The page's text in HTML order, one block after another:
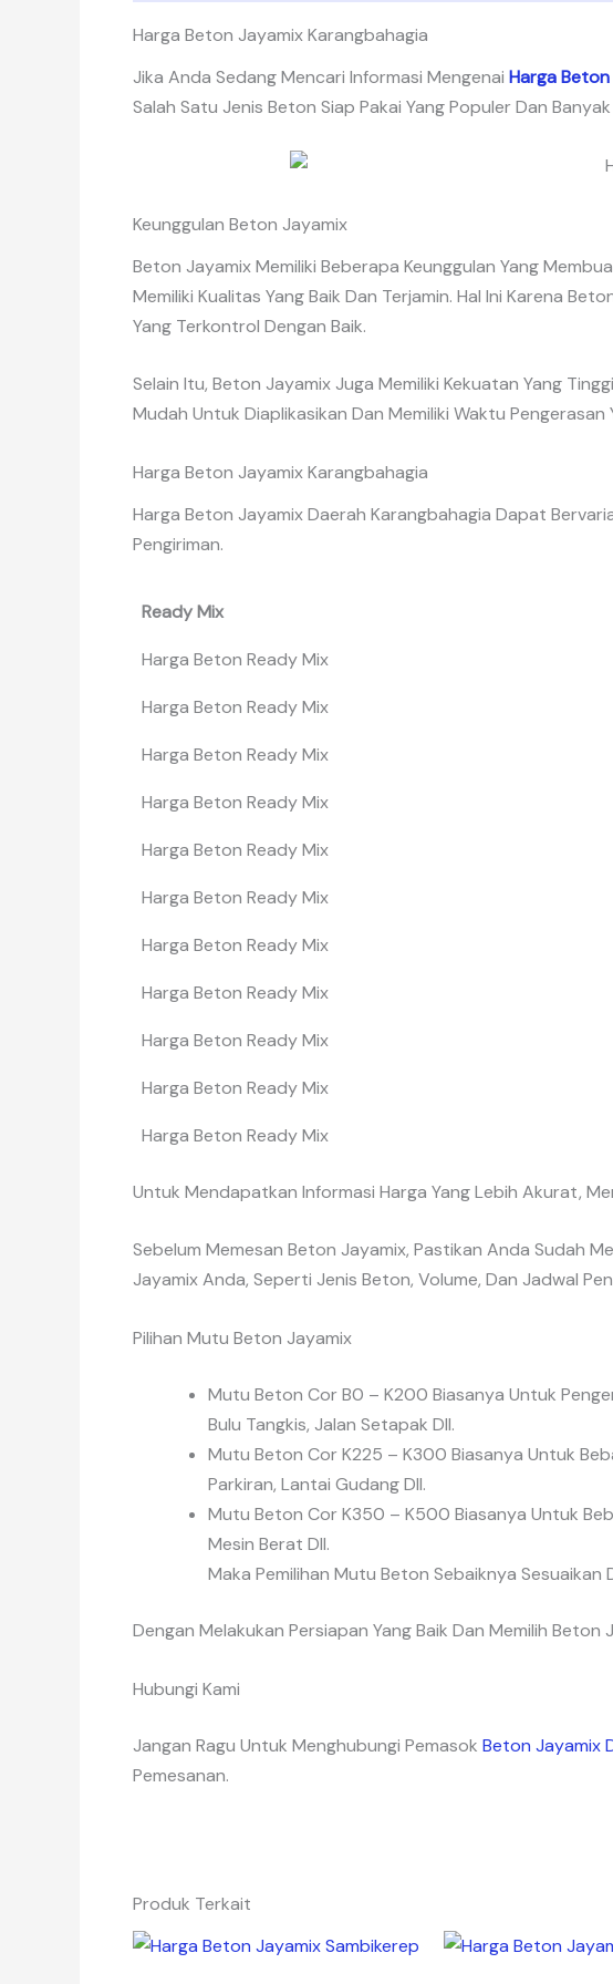
Harga Beton Jayamix Karangbahagia
Jika Anda Sedang Mencari Informasi Mengenai Harga
Salah Satu Jenis Beton Siap Pakai Yang Populer Dan
Keunggulan Beton Jayamix
Beton Jayamix Memiliki Beberapa Keunggulan Yang
Memiliki Kualitas Yang Baik Dan Terjamin. Hal Ini Karena
Yang Terkontrol Dengan Baik.
Selain Itu, Beton Jayamix Juga Memiliki Kekuatan Yang
Mudah Untuk Diaplikasikan Dan Memiliki Waktu
Harga Beton Jayamix Karangbahagia
Harga Beton Jayamix Daerah Karangbahagia Dapat
Pengiriman.
Ready Mix
Harga Beton Ready Mix
Harga Beton Ready Mix
Harga Beton Ready Mix
Harga Beton Ready Mix
Harga Beton Ready Mix
Harga Beton Ready Mix
Harga Beton Ready Mix
Harga Beton Ready Mix
Harga Beton Ready Mix
Harga Beton Ready Mix
Harga Beton Ready Mix
Untuk Mendapatkan Informasi Harga Yang Lebih Akurat,
Sebelum Memesan Beton Jayamix, Pastikan Anda Sudah
Jayamix Anda, Seperti Jenis Beton, Volume, Dan Jadwal
Pilihan Mutu Beton Jayamix
Mutu Beton Cor B0 – K200 Biasanya Untuk
Bulu Tangkis, Jalan Setapak Dll.
Mutu Beton Cor K225 – K300 Biasanya Untuk
Parkiran, Lantai Gudang Dll.
Mutu Beton Cor K350 – K500 Biasanya Untuk
Mesin Berat Dll.
Maka Pemilihan Mutu Beton Sebaiknya
Dengan Melakukan Persiapan Yang Baik Dan Memilih
Hubungi Kami
Jangan Ragu Untuk Menghubungi Pemasok Beton Jayamix
Pemesanan.
Produk Terkait